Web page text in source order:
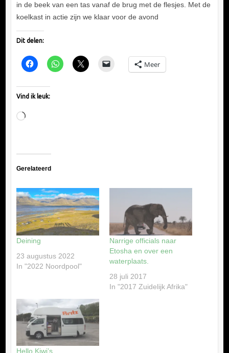
in de beek van een tas vanaf de brug met de flesjes. Met de
koelkast in actie zijn we klaar voor de avond
Dit delen:
Meer
Vind ik leuk:
Aan
Gerelateerd
Deining
23 augustus 2022
In "2022 Noordpool"
Narrige officials naar
Etosha en over een
waterplaats.
28 juli 2017
In "2017 Zuidelijk Afrika"
Hello Kiwi’s